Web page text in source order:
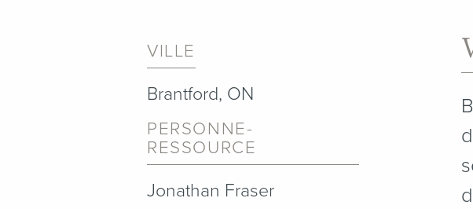
VILLE
Brantford, ON
PERSONNE-
RESSOURCE
Jonathan Fraser